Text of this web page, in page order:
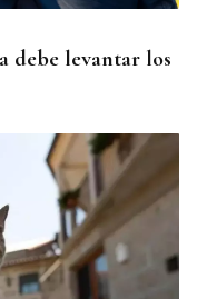
debe levantar los